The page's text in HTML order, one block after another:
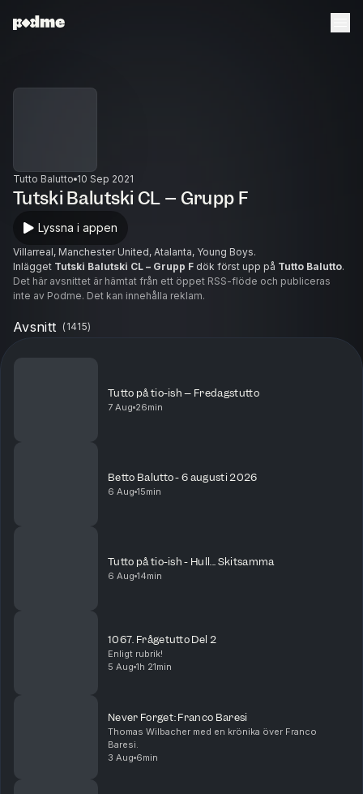
Tutto Balutto 10 Sep 2021
Tutski Balutski CL – Grupp F
Lyssna i appen
Villarreal, Manchester United, Atalanta, Young Boys.
Inlägget Tutski Balutski CL – Grupp F dök först upp på Tutto Balutto.
Det här avsnittet är hämtat från ett öppet RSS-flöde och publiceras
inte av Podme. Det kan innehålla reklam.
Avsnitt (1415)
Tutto på tio-ish – Fredagstutto
7 Aug 26min
Betto Balutto - 6 augusti 2026
6 Aug 15min
Tutto på tio-ish - Hull... Skitsamma
6 Aug 14min
1067. Frågetutto Del 2
Enligt rubrik!
5 Aug 1h 21min
Never Forget: Franco Baresi
Thomas Wilbacher med en krönika över Franco
Baresi.
3 Aug 6min